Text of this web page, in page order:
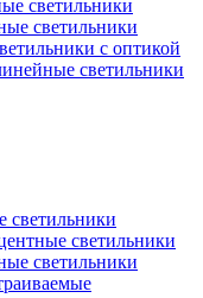
светильники
светильники
с оптикой
светильники
светильники
светильники